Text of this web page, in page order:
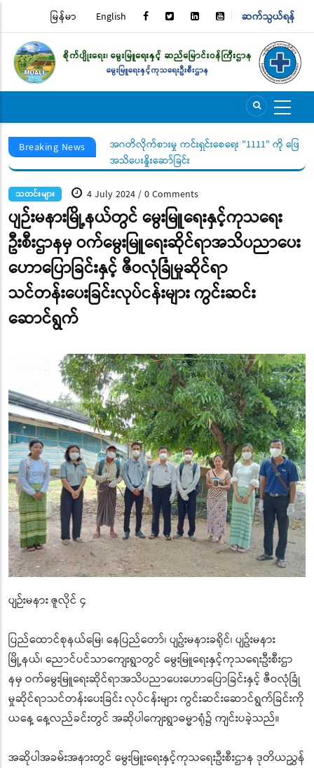
content
TOP
MENU
ဆက်သွယ်ရန်
မြန်မာ English
Breaking News
ရေးအသိပေးနှိုးဆော်
အဂတိလိုက်စားမှု ကင်းရှင်းစေရေး "1111" ကို ဖြေကြ
အသိပေးနှိုးဆော်ခြင်း
သတင်းများ 4 July 2024/0 Comments
ပျဉ်းမနားမြို့နယ်တွင် မွေးမြူရေးနှင့်ကုသရေး
ဦးစီးဌာနမှ ဝက်မွေးမြူရေးဆိုင်ရာအသိပညာပေး
ဟောပြောခြင်းနှင့် ဇီဝလုံခြုံမှုဆိုင်ရာ
သင်တန်းပေးခြင်းလုပ်ငန်းများ ကွင်းဆင်း
ဆောင်ရွက်
ပျဉ်းမနား ဇူလိုင် ၄
ပြည်ထောင်စုနယ်မြေ၊ နေပြည်တော်၊ ပျဥ်းမနားခရိုင်၊ ပျဥ်းမနား
မြို့နယ်၊ ညောင်ပင်သာကျေးရွာတွင် မွေးမြူရေးနှင့်ကုသရေးဦးစီးဌာ
နမှ ဝက်မွေးမြူရေးဆိုင်ရာအသိပညာပေးဟောပြောခြင်းနှင့် ဇီဝလုံခြုံ
မှုဆိုင်ရာသင်တန်းပေးခြင်း လုပ်ငန်းများ ကွင်းဆင်းဆောင်ရွက်ခြင်းကို
ယနေ့ နေ့လည်ခင်းတွင် အဆိုပါကျေးရွာဓမ္မာရုံ၌ ကျင်းပခဲ့သည်။
အဆိုပါအခမ်းအနားတွင် မွေးမြူးရေးနှင့်ကုသရေးဦးစီးဌာန ဒုတိယညွှန်